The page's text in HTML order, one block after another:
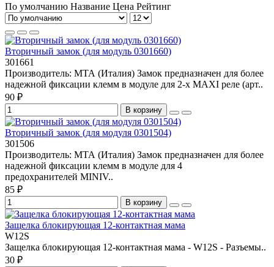
По умолчанию Название Цена Рейтинг
Вторичный замок (для модуль 0301660)
301661
Производитель: МТА (Италия) Замок предназначен для более
надежной фиксации клемм в модуле для 2-х MAXI реле (арт..
90 ₽
В корзину
Вторичный замок (для модуля 0301504)
301506
Производитель: МТА (Италия) Замок предназначен для более
надежной фиксации клемм в модуле для 4
предохранителей MINIV..
85 ₽
В корзину
Защелка блокирующая 12-контактная мама
W12S
Защелка блокирующая 12-контактная мама - W12S - Разъемы..
30 ₽